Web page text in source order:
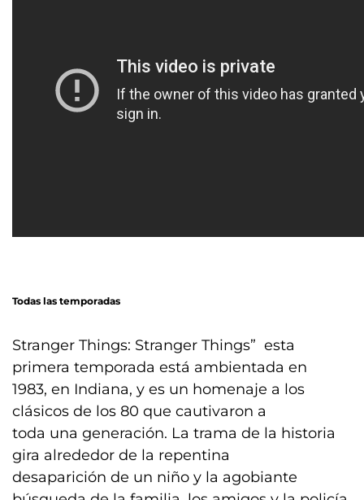
Todas las temporadas
Stranger Things: Stranger Things” esta
primera temporada está ambientada en
1983, en Indiana, y es un homenaje a los
clásicos de los 80 que cautivaron a
toda una generación. La trama de la historia
gira alrededor de la repentina
desaparición de un niño y la agobiante